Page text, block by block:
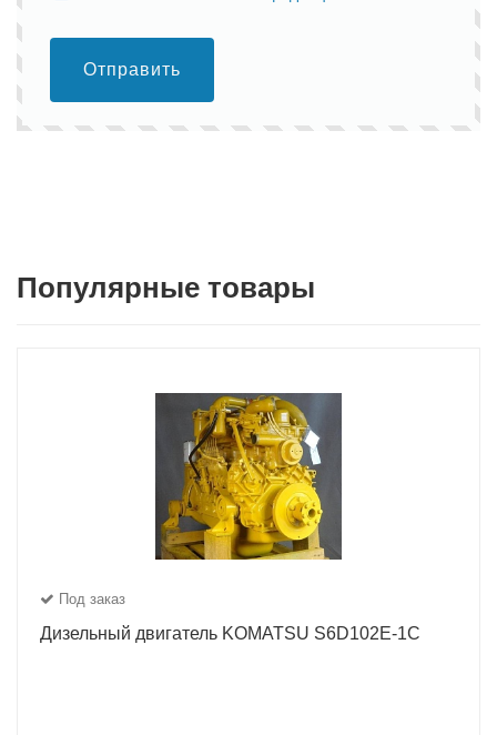
Отправить
Популярные товары
Под заказ
Дизельный двигатель KOMATSU S6D102E-1C